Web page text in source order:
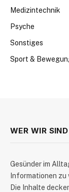
Medizintechnik
Psyche
Sonstiges
Sport &
WER WIR SIND
​Gesünder im
Informationen
Die Inhalte